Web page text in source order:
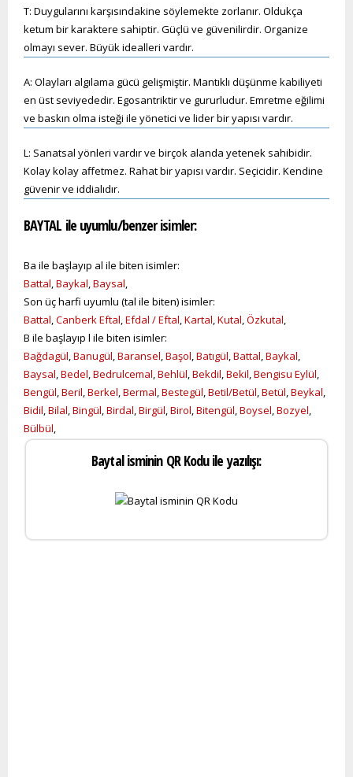
T: Duygularını karşısındakine söylemekte zorlanır. Oldukça
ketum bir karaktere sahiptir. Güçlü ve güvenilirdir. Organize
olmayı sever. Büyük idealleri vardır.
A: Olayları algılama gücü gelişmiştir. Mantıklı düşünme kabiliyeti
en üst seviyededir. Egosantriktir ve gururludur. Emretme eğilimi
ve baskın olma isteği ile yönetici ve lider bir yapısı vardır.
L: Sanatsal yönleri vardır ve birçok alanda yetenek sahibidir.
Kolay kolay affetmez. Rahat bir yapısı vardır. Seçicidir. Kendine
güvenir ve iddialıdır.
BAYTAL ile uyumlu/benzer isimler:
Ba ile başlayıp al ile biten isimler:
Battal,Baykal,Baysal,
Son üç harfi uyumlu (tal ile biten) isimler:
Battal,Canberk Eftal,Efdal / Eftal,Kartal,Kutal,Özkutal,
B ile başlayıp l ile biten isimler:
Bağdagül,Banugül,Baransel,Başol,Batıgül,Battal,Baykal,
Baysal,Bedel,Bedrulcemal,Behlül,Bekdil,Bekil,Bengisu Eylül,
Bengül,Beril,Berkel,Bermal,Bestegül,Betil/Betül,Betül,Beykal,
Bidil,Bilal,Bingül,Birdal,Birgül,Birol,Bitengül,Boysel,Bozyel,
Bülbül,
Baytal isminin QR Kodu ile yazılışı: